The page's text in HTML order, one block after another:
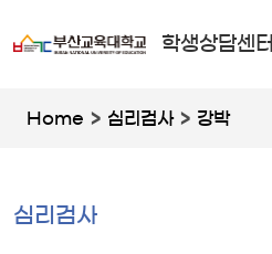
학생상담센터
Home > 심리검사 > 강박
심리검사